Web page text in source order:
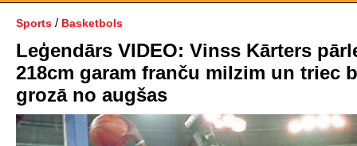
Sports / Basketbols
Leģendārs VIDEO: Vinss Kārters
218cm garam franču milzim un triec
grozā no augšas